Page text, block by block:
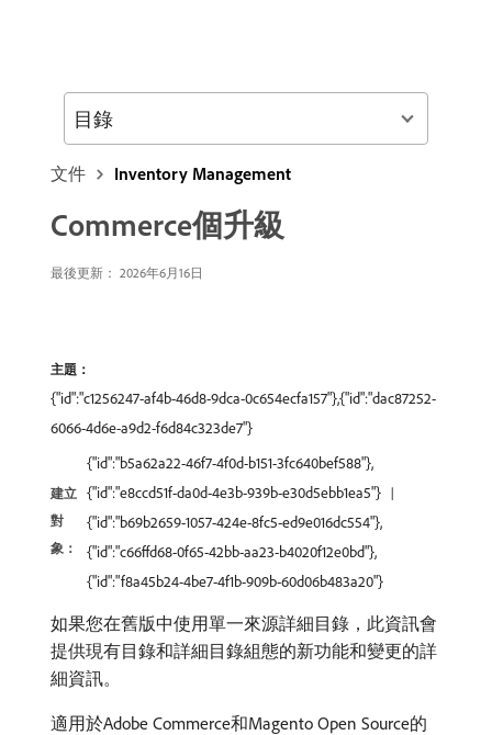
文件 Inventory Management
Commerce個升級
最後更新： 2026年6月16日
主題：
{"id":"c1256247-af4b-46d8-9dca-0c654ecfa157"},{"id":"dac87252-
6066-4d6e-a9d2-f6d84c323de7"}
建立
對
象：
{"id":"b5a62a22-46f7-4f0d-b151-3fc640bef588"},
{"id":"e8ccd51f-da0d-4e3b-939b-e30d5ebb1ea5"}
{"id":"b69b2659-1057-424e-8fc5-ed9e016dc554"},
{"id":"c66ffd68-0f65-42bb-aa23-b4020f12e0bd"},
{"id":"f8a45b24-4be7-4f1b-909b-60d06b483a20"}
如果您在舊版中使用單一來源詳細目錄，此資訊會
提供現有目錄和詳細目錄組態的新功能和變更的詳
細資訊。
適用於Adobe Commerce和Magento Open Source的
目錄